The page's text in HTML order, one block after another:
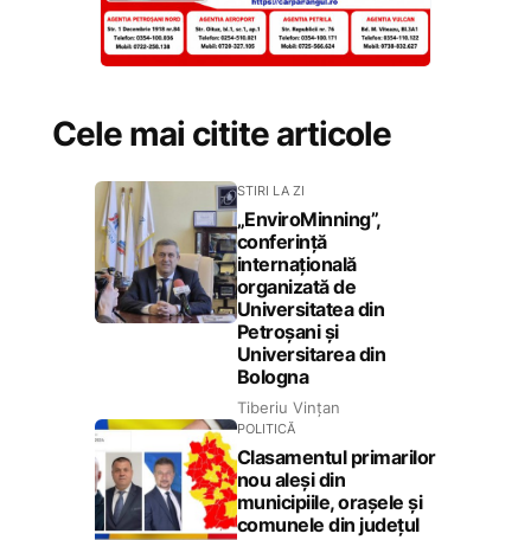
Cele mai citite articole
STIRI LA ZI
„EnviroMinning”,
conferință
internațională
organizată de
Universitatea din
Petroșani și
Universitarea din
Bologna
Tiberiu Vințan
POLITICĂ
Clasamentul primarilor
nou aleși din
municipiile, orașele și
comunele din județul